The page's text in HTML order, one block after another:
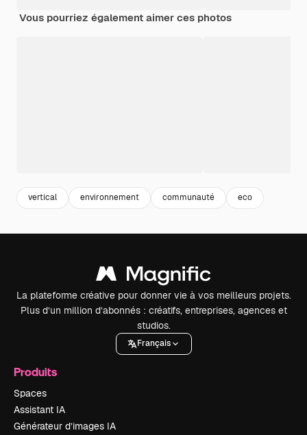
Vous pourriez également aimer ces photos
vertical environnement communauté eco
La plateforme créative pour donner vie à vos meilleurs projets.
Plus d’un million d’abonnés : créatifs, entreprises, agences et
studios.
Français
Produits
Spaces
Assistant IA
Générateur d’images IA